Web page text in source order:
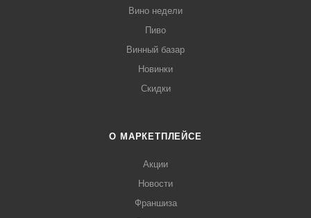
Вино недели
Пиво
Винный базар
Новинки
Скидки
О МАРКЕТПЛЕЙСЕ
Акции
Новости
Франшиза